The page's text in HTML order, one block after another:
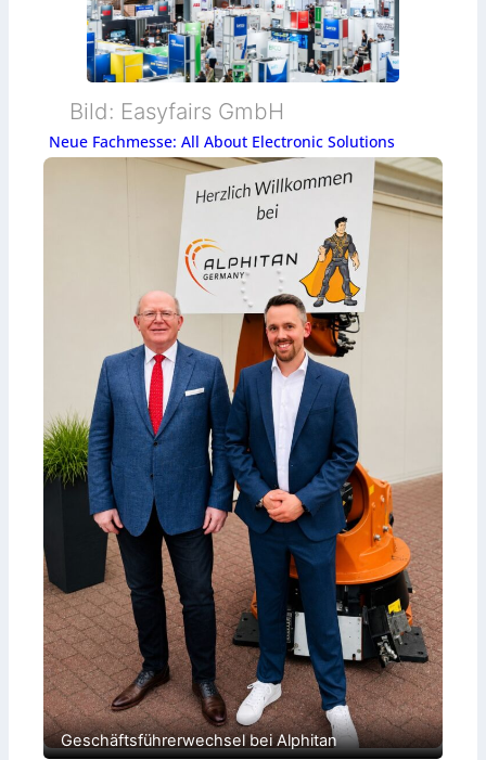
Bild: Easyfairs GmbH
Neue Fachmesse: All About Electronic Solutions
Geschäftsführerwechsel bei Alphitan